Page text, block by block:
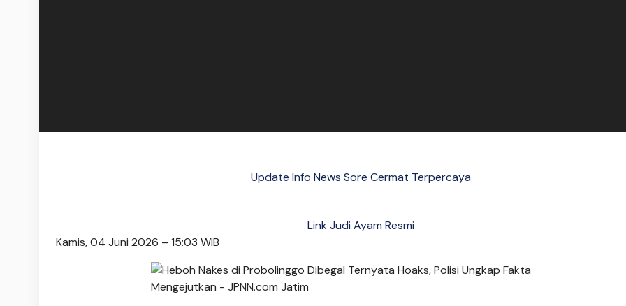
Update Info News Sore Cermat Terpercaya
Link Judi Ayam Resmi
Kamis, 04 Juni 2026 – 15:03 WIB